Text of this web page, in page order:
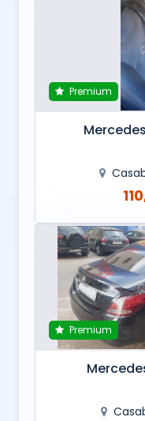
Premium
Premium